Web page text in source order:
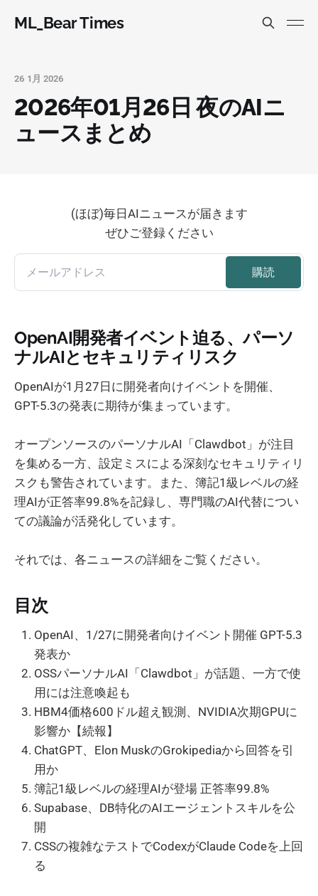
ML_Bear Times
26 1月 2026
2026年01月26日 夜のAIニ
ュースまとめ
(ほぼ)毎日AIニュースが届きます
ぜひご登録ください
OpenAI開発者イベント迫る、パーソ
ナルAIとセキュリティリスク
OpenAIが1月27日に開発者向けイベントを開催、
GPT-5.3の発表に期待が集まっています。
オープンソースのパーソナルAI「Clawdbot」が注目
を集める一方、設定ミスによる深刻なセキュリティリ
スクも警告されています。また、簿記1級レベルの経
理AIが正答率99.8%を記録し、専門職のAI代替につい
ての議論が活発化しています。
それでは、各ニュースの詳細をご覧ください。
目次
OpenAI、1/27に開発者向けイベント開催 GPT-5.3
発表か
OSSパーソナルAI「Clawdbot」が話題、一方で使
用には注意喚起も
HBM4価格600ドル超え観測、NVIDIA次期GPUに
影響か【続報】
ChatGPT、Elon MuskのGrokipediaから回答を引
用か
簿記1級レベルの経理AIが登場 正答率99.8%
Supabase、DB特化のAIエージェントスキルを公
開
CSSの複雑なテストでCodexがClaude Codeを上回
る